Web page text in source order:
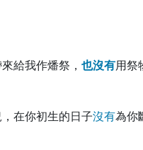
給我作燔祭， 也沒有用祭
在你初生的日子沒有為你